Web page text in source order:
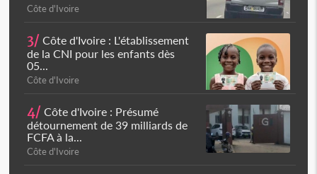
Côte d'Ivoire
3/ Côte d'Ivoire : L'établissement
de la CNI pour les enfants dès
05...
Côte d'Ivoire
4/ Côte d'Ivoire : Présumé
détournement de 39 milliards de
FCFA à la...
Côte d'Ivoire